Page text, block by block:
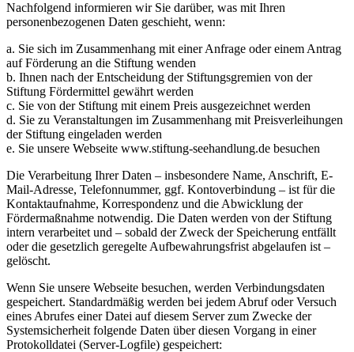
Nachfolgend informieren wir Sie darüber, was mit Ihren
personenbezogenen Daten geschieht, wenn:
a. Sie sich im Zusammenhang mit einer Anfrage oder einem Antrag
auf Förderung an die Stiftung wenden
b. Ihnen nach der Entscheidung der Stiftungsgremien von der
Stiftung Fördermittel gewährt werden
c. Sie von der Stiftung mit einem Preis ausgezeichnet werden
d. Sie zu Veranstaltungen im Zusammenhang mit Preisverleihungen
der Stiftung eingeladen werden
e. Sie unsere Webseite www.stiftung-seehandlung.de besuchen
Die Verarbeitung Ihrer Daten – insbesondere Name, Anschrift, E-
Mail-Adresse, Telefonnummer, ggf. Kontoverbindung – ist für die
Kontaktaufnahme, Korrespondenz und die Abwicklung der
Fördermaßnahme notwendig. Die Daten werden von der Stiftung
intern verarbeitet und – sobald der Zweck der Speicherung entfällt
oder die gesetzlich geregelte Aufbewahrungsfrist abgelaufen ist –
gelöscht.
Wenn Sie unsere Webseite besuchen, werden Verbindungsdaten
gespeichert. Standardmäßig werden bei jedem Abruf oder Versuch
eines Abrufes einer Datei auf diesem Server zum Zwecke der
Systemsicherheit folgende Daten über diesen Vorgang in einer
Protokolldatei (Server-Logfile) gespeichert: